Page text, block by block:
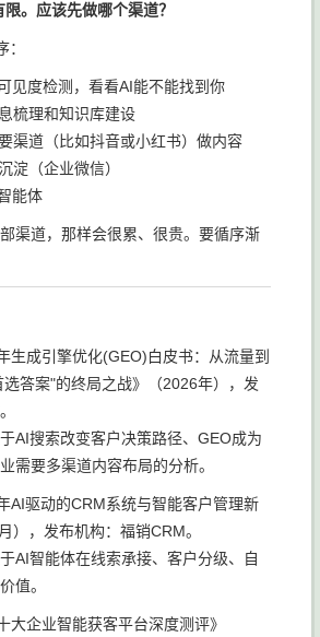
。应该先做哪个渠道？
见度检测，看看AI能不能找到你
梳理和知识库建设
渠道（比如抖音或小红书）做内容
淀（企业微信）
能体
渠道，那样会很累、很贵。要循序渐
生成引擎优化(GEO)白皮书：从流量到
答案"的终局之战》（2026年），发
AI搜索改变客户决策路径、GEO成为
需要多渠道内容布局的分析。
AI驱动的CRM系统与智能客户管理新
），发布机构：福销CRM。
AI智能体在线索承接、客户分级、自
值。
大企业智能获客平台深度测评》